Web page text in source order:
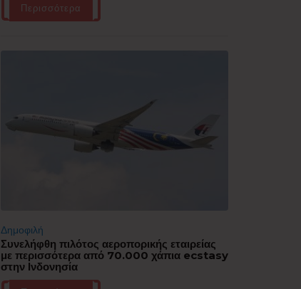
Περισσότερα
Δημοφιλή
Συνελήφθη πιλότος αεροπορικής εταιρείας
με περισσότερα από 70.000 χάπια ecstasy
στην Ινδονησία